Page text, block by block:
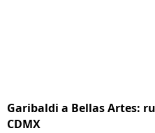
Garibaldi a Bellas Artes:
CDMX